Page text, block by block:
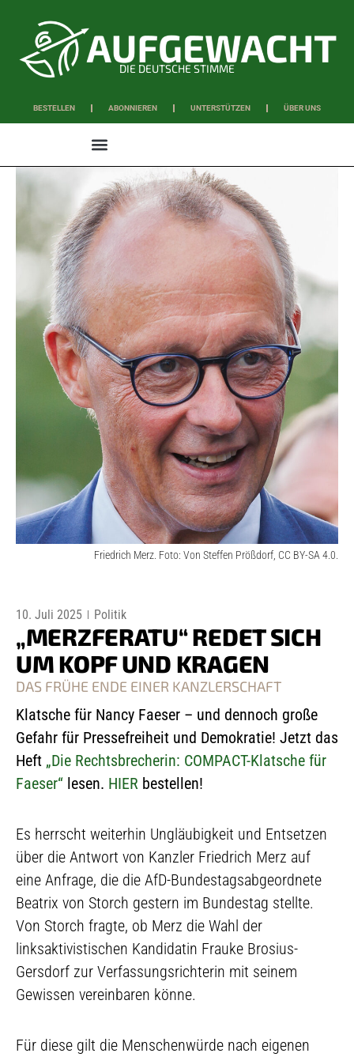
DIE DEUTSCHE STIMME
BESTELLEN ABONNIEREN UNTERSTÜTZEN ÜBER UNS
Friedrich Merz. Foto: Von Steffen Prößdorf, CC BY-SA 4.0.
10. Juli 2025 Politik
„MERZFERATU“ REDET SICH
UM KOPF UND KRAGEN
DAS FRÜHE ENDE EINER KANZLERSCHAFT
Klatsche für Nancy Faeser – und dennoch große
Gefahr für Pressefreiheit und Demokratie! Jetzt das
Heft „Die Rechtsbrecherin: COMPACT-Klatsche für
Faeser“ lesen. HIER bestellen!
Es herrscht weiterhin Ungläubigkeit und Entsetzen
über die Antwort von Kanzler Friedrich Merz auf
eine Anfrage, die die AfD-Bundestagsabgeordnete
Beatrix von Storch gestern im Bundestag stellte.
Von Storch fragte, ob Merz die Wahl der
linksaktivistischen Kandidatin Frauke Brosius-
Gersdorf zur Verfassungsrichterin mit seinem
Gewissen vereinbaren könne.
Für diese gilt die Menschenwürde nach eigenen